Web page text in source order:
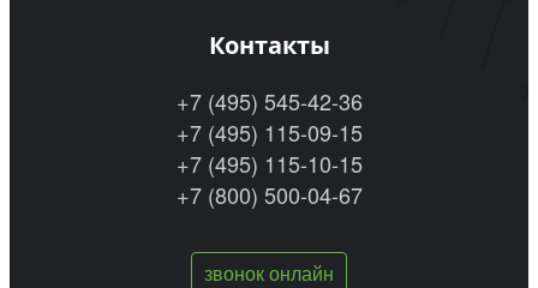
Контакты
+7 (495) 545-42-36
+7 (495) 115-09-15
+7 (495) 115-10-15
+7 (800) 500-04-67
звонок онлайн